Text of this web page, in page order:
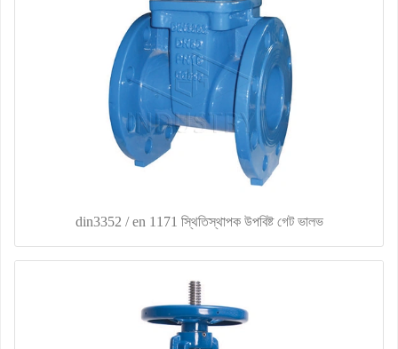
din3352 / en 1171 স্থিতিস্থাপক উপবিষ্ট গেট ভালভ